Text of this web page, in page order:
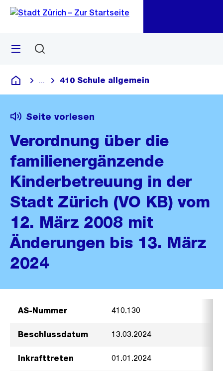
Navigation
Sprunglink
Menü
Deutsch
Blende alle Breadcrumbs ein
410 Schule allgemein
Seite vorlesen
Verordnung über die
familienergänzende
Kinderbetreuung in der
Stadt Zürich (VO KB) vom
12. März 2008 mit
Änderungen bis 13. März
2024
AS-Nummer 410.130
Beschlussdatum 13.03.2024
Inkrafttreten 01.01.2024